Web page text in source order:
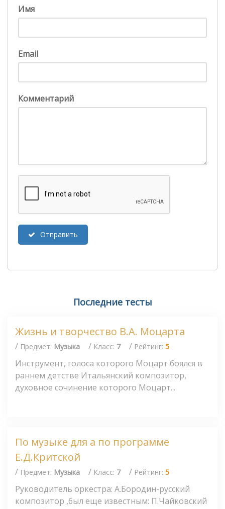
Имя
Email
Комментарий
Отправить
Последние тесты
Жизнь и творчество В.А. Моцарта
/ Предмет: Музыка / Класс: 7 / Рейтинг: 5
Инструмент, голоса которого Моцарт боялся в
раннем детстве Итальянский композитор,
духовное сочинение которого Моцарт...
По музыке для а по программе
Е.Д.Критской
/ Предмет: Музыка / Класс: 7 / Рейтинг: 5
Руководитель оркестра: А.Бородин-русский
композитор ,был еще известным: П.Чайковский